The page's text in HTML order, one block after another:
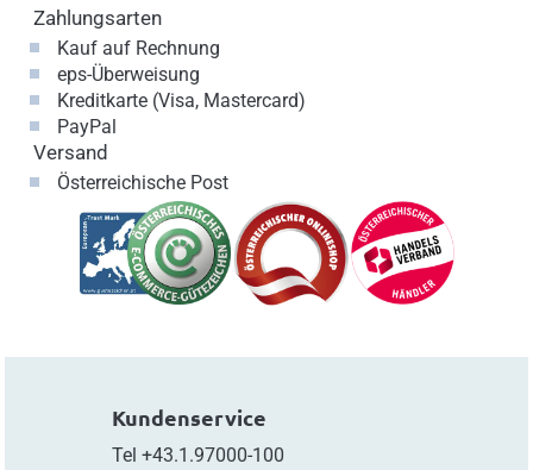
Zahlungsarten
Kauf auf Rechnung
eps-Überweisung
Kreditkarte (Visa, Mastercard)
PayPal
Versand
Österreichische Post
Kundenservice
Tel +43.1.97000-100